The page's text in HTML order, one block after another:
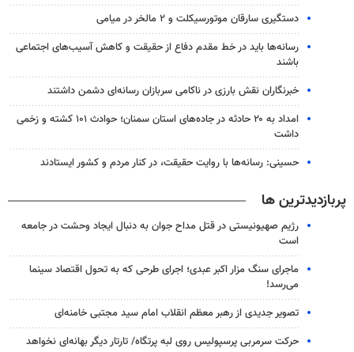
دستگیری سارقان موتورسیکلت و ۲ مالخر در میامی
رسانه‌ها باید در خط مقدم دفاع از حقیقت و کاهش آسیب‌های اجتماعی
باشند
خبرنگاران نقش بارزی در ناکامی سربازان رسانه‌ای دشمن داشتند
امداد به ۲۰ حادثه در جاده‌های استان سمنان؛ حوادث ۱۰۱ کشته و زخمی
داشت
حسینی: رسانه‌ها با روایت حقیقت، در کنار مردم و کشور ایستادند
پربازدیدترین ها
رژیم صهیونیستی در قتل مداح جوان به دنبال ایجاد وحشت در جامعه
است
ماجرای سنگ مزار اکبر عبدی؛ اجرای طرحی که به تحول اقتصاد سینما
می‌رسد!
تصویر جدیدی از رهبر معظم انقلاب امام سید مجتبی خامنه‌ای
حرکت سرمربی پرسپولیس روی لبه پرتگاه/ تارتار دیگر بهانه‌ای نخواهد